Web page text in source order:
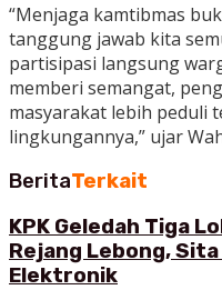
“Menjaga kamtibmas
tanggung jawab kita
partisipasi langsung
memberi semangat,
masyarakat lebih peduli
lingkungannya,” ujar
BeritaTerkait
KPK Geledah Tiga
Rejang Lebong,
Elektronik